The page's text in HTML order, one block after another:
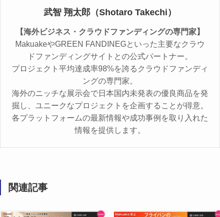
武智 翔太郎（Shotaro Takechi）
【海外ビジネス・クラウドファンディングの専門家】
MakuakeやGREEN FANDINEGといった主要なクラウ
ドファンディングサイトとの公式パートナー。
プロジェクト平均達成率98%を誇るクラウドファンディ
ングの専門家。
海外のニッチな展示会で日本国内未発表の優良商品を発
掘し、ユニークなプロジェクトを企画することが得意。
各プラットフォームの最新情報や成功事例を取り入れた
情報を提供します。
関連記事